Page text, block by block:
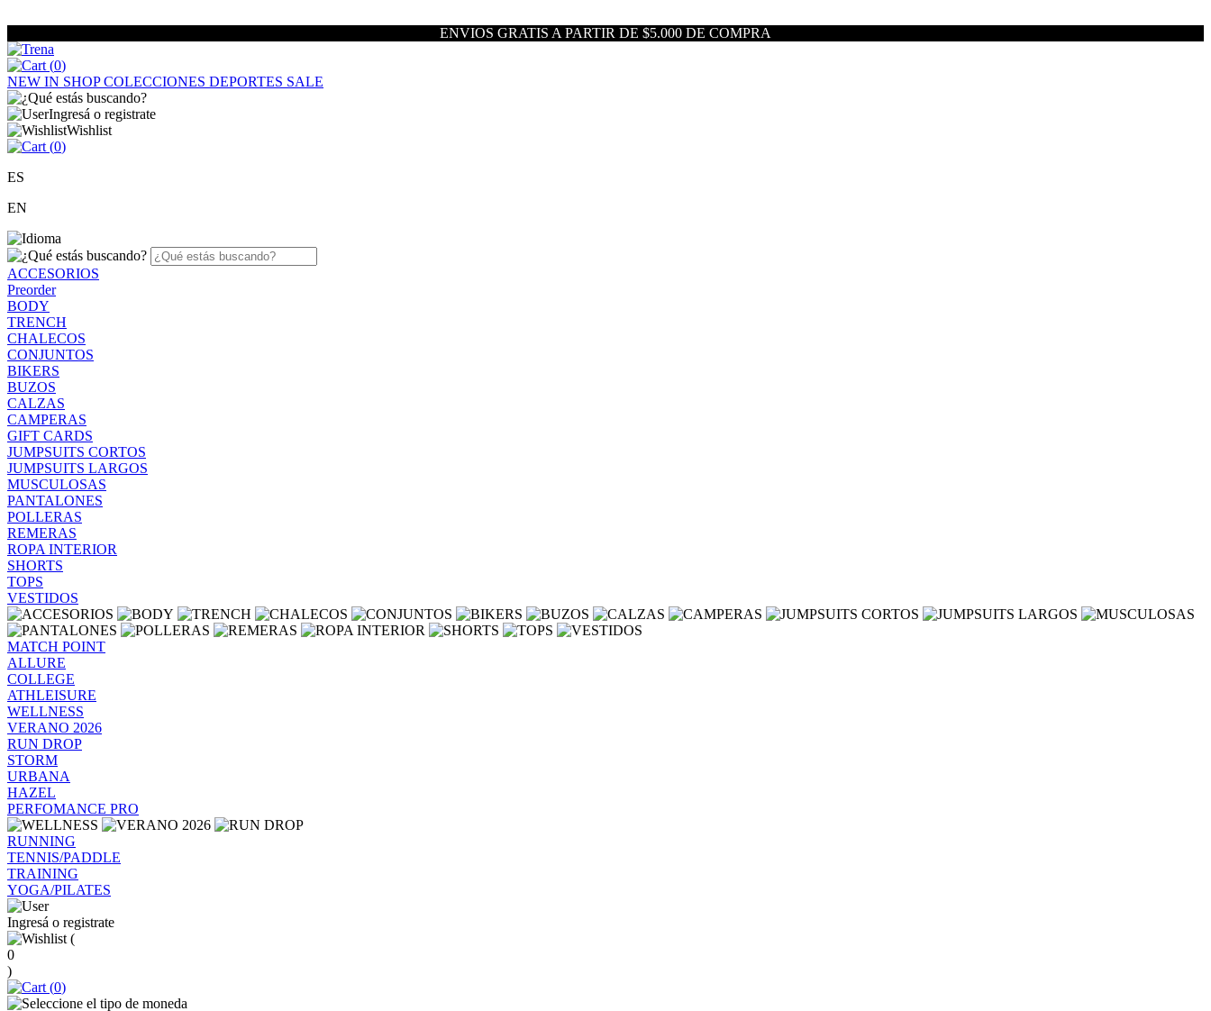
ENVIOS GRATIS A PARTIR DE $5.000 DE COMPRA
(0)
NEW IN SHOPCOLECCIONES DEPORTES SALE
Ingresá o registrate
Wishlist
(0)
ES
EN
ACCESORIOS
Preorder
BODY
TRENCH
CHALECOS
CONJUNTOS
BIKERS
BUZOS
CALZAS
CAMPERAS
GIFT CARDS
JUMPSUITS CORTOS
JUMPSUITS LARGOS
MUSCULOSAS
PANTALONES
POLLERAS
REMERAS
ROPA INTERIOR
SHORTS
TOPS
VESTIDOS
MATCH POINT
ALLURE
COLLEGE
ATHLEISURE
WELLNESS
VERANO 2026
RUN DROP
STORM
URBANA
HAZEL
PERFOMANCE PRO
RUNNING
TENNIS/PADDLE
TRAINING
YOGA/PILATES
Ingresá o registrate
(
0
)
(0)